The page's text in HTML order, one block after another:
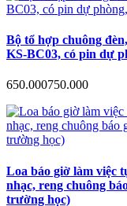
Bộ tổ hợp chuông
KS-BC03, có pin dự
650.000750.000
Loa báo giờ làm việc
nhạc, reng chuông
trường học)